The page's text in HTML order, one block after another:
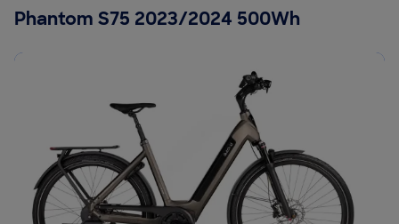
Phantom S75 2023/2024 500Wh